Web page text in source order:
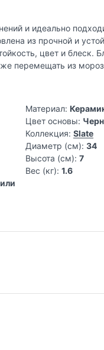
и идеально
из прочной и
цвет и
перемещать из
Материал:
Цвет основы:
Коллекция: Slate
Диаметр (см): 34
Высота (см): 7
Вес (кг): 1.6
в обработке